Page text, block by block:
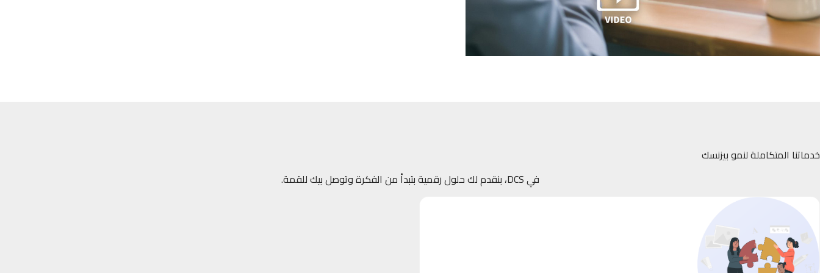
خدماتنا المتكاملة لنمو بيزنسك
في DCS، بنقدم لك حلول رقمية بتبدأ من الفكرة وتوصل بيك للقمة.